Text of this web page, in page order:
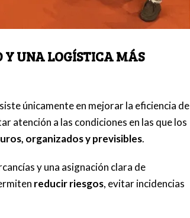
Y UNA LOGÍSTICA MÁS
únicamente en mejorar la eficiencia de
atención a las condiciones en las que los
organizados y previsibles.
y una asignación clara de
reducir riesgos, evitar incidencias